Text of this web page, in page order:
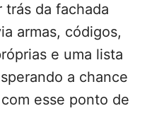
trás da fachada
armas, códigos,
e uma lista
a chance
esse ponto de